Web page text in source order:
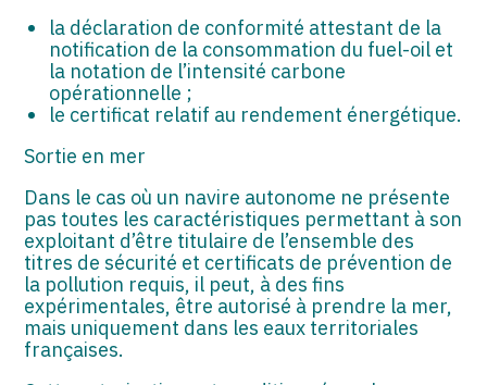
la déclaration de conformité attestant de la
notification de la consommation du fuel-oil et
la notation de l’intensité carbone
opérationnelle ;
le certificat relatif au rendement énergétique.
Sortie en mer
Dans le cas où un navire autonome ne présente
pas toutes les caractéristiques permettant à son
exploitant d’être titulaire de l’ensemble des
titres de sécurité et certificats de prévention de
la pollution requis, il peut, à des fins
expérimentales, être autorisé à prendre la mer,
mais uniquement dans les eaux territoriales
françaises.